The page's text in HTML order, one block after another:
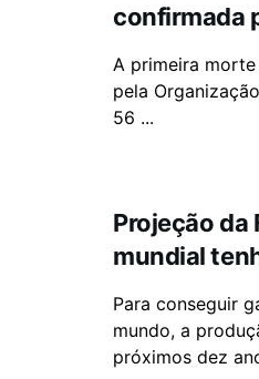
confirmada
A primeira
pela
56 ...
Projeção da
mundial
Para conseguir
mundo, a
próximos dez